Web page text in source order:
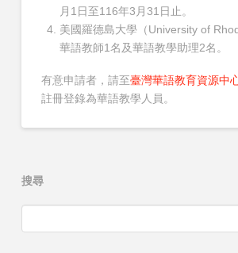
月1日至116年3月31日止。
美國羅德島大學（University of
華語教師1名及華語教學助理2名。
有意申請者，請至臺灣華語教育資源中
註冊登錄為華語教學人員。
搜尋